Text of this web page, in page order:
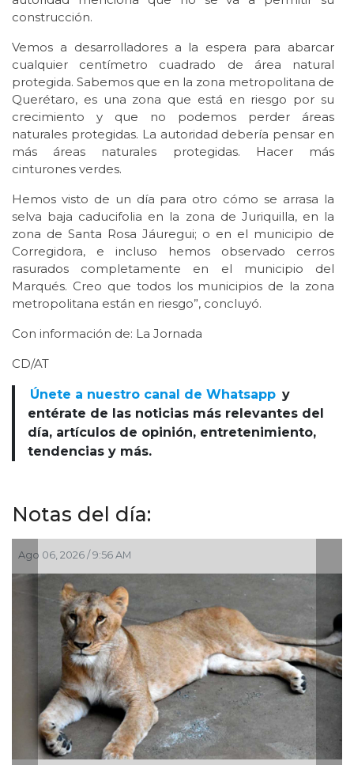
construcción.
Vemos a desarrolladores a la espera para abarcar
cualquier centímetro cuadrado de área natural
protegida. Sabemos que en la zona metropolitana de
Querétaro, es una zona que está en riesgo por su
crecimiento y que no podemos perder áreas
naturales protegidas. La autoridad debería pensar en
más áreas naturales protegidas. Hacer más
cinturones verdes.
Hemos visto de un día para otro cómo se arrasa la
selva baja caducifolia en la zona de Juriquilla, en la
zona de Santa Rosa Jáuregui; o en el municipio de
Corregidora, e incluso hemos observado cerros
rasurados completamente en el municipio del
Marqués. Creo que todos los municipios de la zona
metropolitana están en riesgo”, concluyó.
Con información de: La Jornada
CD/AT
Únete a nuestro canal de Whatsapp y
entérate de las noticias más relevantes del
día, artículos de opinión, entretenimiento,
tendencias y más.
Notas del día:
Jul 30, 2026 / 10:27 AM